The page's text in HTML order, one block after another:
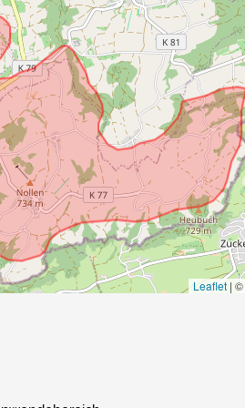
Leaflet | ©